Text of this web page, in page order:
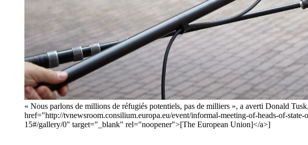
« Nous parlons de millions de réfugiés potentiels, pas de milliers », a averti Donald
href="http://tvnewsroom.consilium.europa.eu/event/informal-meeting-of-heads-of-
15#/gallery/0" target="_blank" rel="noopener">[The European Union]</a>]